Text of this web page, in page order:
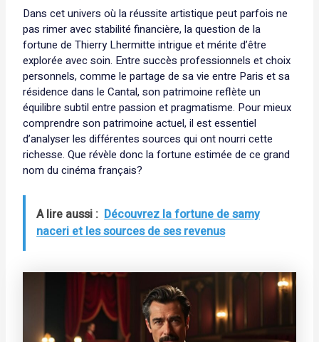
Dans cet univers où la réussite artistique peut parfois ne
pas rimer avec stabilité financière, la question de la
fortune de Thierry Lhermitte intrigue et mérite d’être
explorée avec soin. Entre succès professionnels et choix
personnels, comme le partage de sa vie entre Paris et sa
résidence dans le Cantal, son patrimoine reflète un
équilibre subtil entre passion et pragmatisme. Pour mieux
comprendre son patrimoine actuel, il est essentiel
d’analyser les différentes sources qui ont nourri cette
richesse. Que révèle donc la fortune estimée de ce grand
nom du cinéma français?
A lire aussi : Découvrez la fortune de samy
naceri et les sources de ses revenus